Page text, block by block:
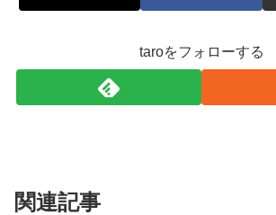
taroをフォローする
関連記事